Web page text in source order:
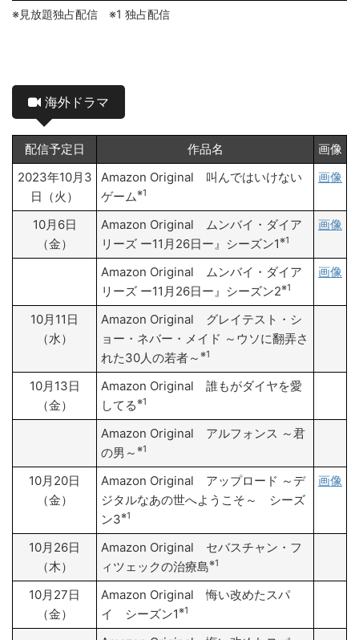
※見放題独占配信 ※1 独占配信
海外ドラマ
配信予定日 作品名
画像
2023年10月3
日（火）
Amazon Original 叫んではいけない
ゲーム※1
画像
10月6日
（金）
Amazon Original ムンバイ・ダイア
リーズ ー11月26日ー』シーズン1※1
画像
Amazon Original ムンバイ・ダイア
リーズ ー11月26日ー』シーズン2※1
画像
10月11日
（水）
Amazon Original グレイテスト・シ
ョー・ネバー・メイド ～ウソに翻弄さ
れた30人の若者～ ※1
10月13日
（金）
Amazon Original 誰もがダイヤを愛
してる※1
Amazon Original アルフォンス ～君
の男～ ※1
10月20日
（金）
Amazon Original アップロード ～デ
ジタルなあの世へようこそ～ シーズ
ン3※1
画像
10月26日
（木）
Amazon Original セバスチャン・フ
ィツェックの治療島※1
10月27日
（金）
Amazon Original 悔い改めたスパ
イ シーズン1※1